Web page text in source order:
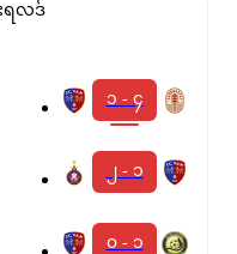
ရလဒ်
၁ - ၄
၂ - ၁
၀ - ၁